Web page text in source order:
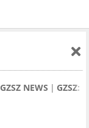
GZSZ NEWS GZSZ: